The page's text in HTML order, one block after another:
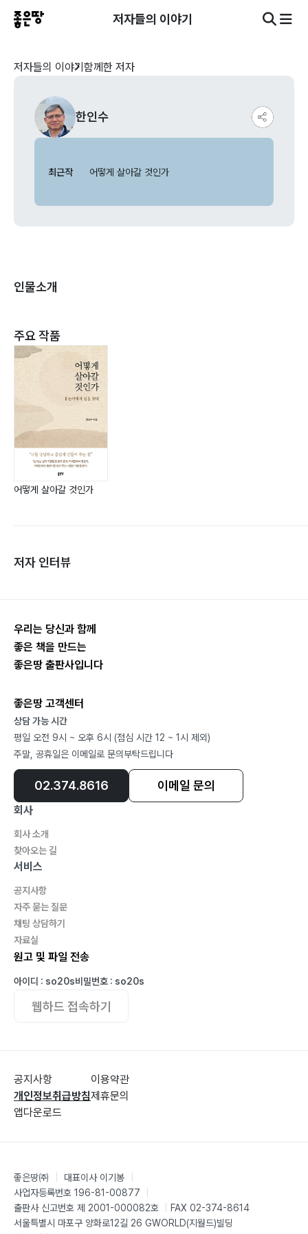
저자들의 이야기
저자들의 이야기 함께한 저자
한인수
최근작 어떻게 살아갈 것인가
인물소개
주요 작품
어떻게 살아갈 것인가
저자 인터뷰
우리는 당신과 함께
좋은 책을 만드는
좋은땅 출판사입니다
좋은땅 고객센터
상담 가능 시간
평일 오전 9시 ~ 오후 6시 (점심 시간 12 ~ 1시 제외)
주말, 공휴일은 이메일로 문의부탁드립니다
02.374.8616 이메일 문의
회사
회사 소개
찾아오는 길
서비스
공지사항
자주 묻는 질문
채팅 상담하기
자료실
원고 및 파일 전송
아이디 : so20s비밀번호 : so20s
웹하드 접속하기
공지사항
개인정보취급방침
앱다운로드
이용약관
제휴문의
좋은땅㈜ 대표이사 이기봉
사업자등록번호 196-81-00877
출판사 신고번호 제 2001-000082호
FAX 02-374-8614
서울특별시 마포구 양화로12길 26 GWORLD(지월드)빌딩